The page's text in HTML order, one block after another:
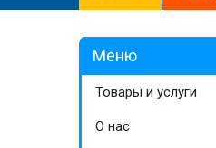
Товары и услуги
О нас